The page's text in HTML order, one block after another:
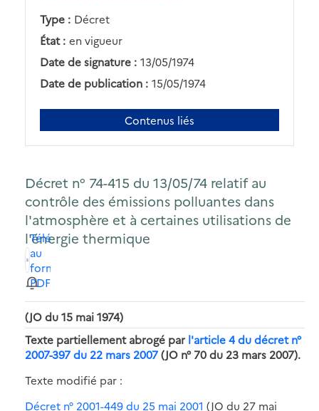
Type : Décret
État : en vigueur
Date de signature : 13/05/1974
Date de publication : 15/05/1974
Contenus liés
Décret n° 74-415 du 13/05/74 relatif au
contrôle des émissions polluantes dans
l'atmosphère et à certaines utilisations de
l'énergie thermique
Télécharger
au
format
PDF
(JO du 15 mai 1974)
Texte partiellement abrogé par l'article 4 du décret n°
2007-397 du 22 mars 2007(JO n° 70 du 23 mars 2007).
Texte modifié par :
Décret n° 2001-449 du 25 mai 2001 (JO du 27 mai